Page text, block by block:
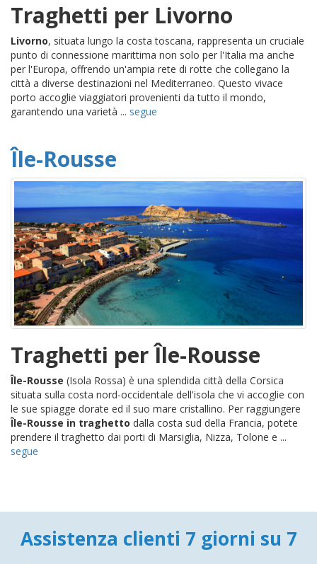
Traghetti per Livorno
Livorno, situata lungo la costa toscana, rappresenta un cruciale
punto di connessione marittima non solo per l'Italia ma anche
per l'Europa, offrendo un'ampia rete di rotte che collegano la
città a diverse destinazioni nel Mediterraneo. Questo vivace
porto accoglie viaggiatori provenienti da tutto il mondo,
garantendo una varietà ... segue
Île-Rousse
Traghetti per Île-Rousse
Île-Rousse (Isola Rossa) è una splendida città della Corsica
situata sulla costa nord-occidentale dell'isola che vi accoglie con
le sue spiagge dorate ed il suo mare cristallino. Per raggiungere
Île-Rousse in traghetto dalla costa sud della Francia, potete
prendere il traghetto dai porti di Marsiglia, Nizza, Tolone e ...
segue
Assistenza clienti 7 giorni su 7